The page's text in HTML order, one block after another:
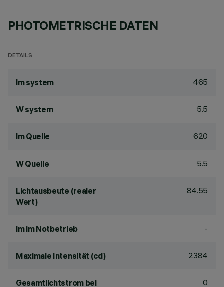
PHOTOMETRISCHE DATEN
DETAILS
lm system 465
W system 5.5
lm Quelle 620
W Quelle 5.5
Lichtausbeute (realer
Wert)
84.55
lm im Notbetrieb -
Maximale Intensität (cd) 2384
Gesamtlichtstrom bei 0